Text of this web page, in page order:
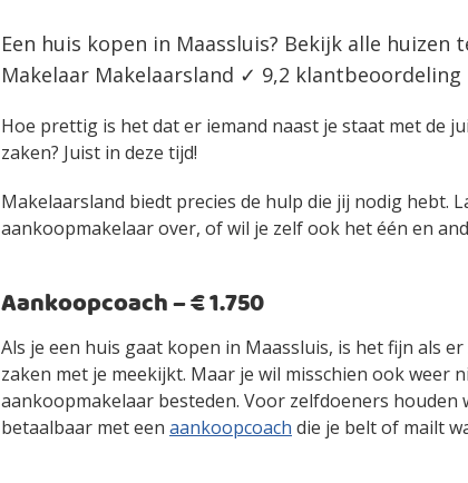
Een huis kopen in Maassluis? Bekijk alle huizen
Makelaar Makelaarsland ✓ 9,2 klantbeoordeling
Hoe prettig is het dat er iemand naast je staat met de
zaken? Juist in deze tijd!
Makelaarsland biedt precies de hulp die jij nodig hebt.
aankoopmakelaar over, of wil je zelf ook het één en
Aankoopcoach – € 1.750
Als je een huis gaat kopen in Maassluis, is het fijn als
zaken met je meekijkt. Maar je wil misschien ook weer
aankoopmakelaar besteden. Voor zelfdoeners houden
betaalbaar met een aankoopcoach die je belt of mailt